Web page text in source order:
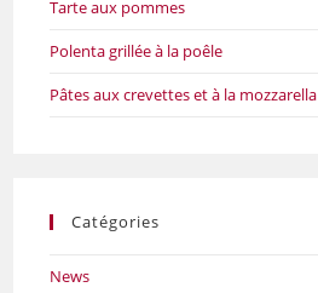
Tarte aux pommes
Polenta grillée à la poêle
Pâtes aux crevettes et à la mozzarella
Catégories
News